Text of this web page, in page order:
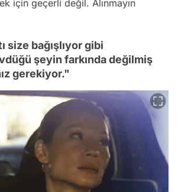
için geçerli değil. Alınmayın
size bağışlıyor gibi
şeyin farkında değilmiş
gerekiyor."